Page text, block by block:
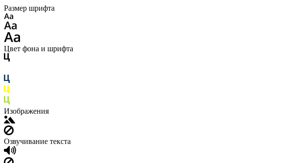
Размер шрифта
Цвет фона и шрифта
Изображения
Озвучивание текста